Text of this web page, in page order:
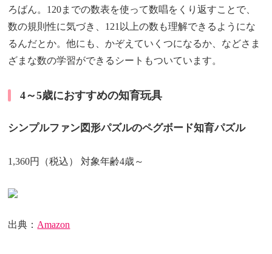
ろばん。120までの数表を使って数唱をくり返すことで、
数の規則性に気づき、121以上の数も理解できるようにな
るんだとか。他にも、かぞえていくつになるか、などさま
ざまな数の学習ができるシートもついています。
4～5歳におすすめの知育玩具
シンプルファン図形パズルのペグボード知育パズル
1,360円（税込） 対象年齢4歳～
出典： Amazon